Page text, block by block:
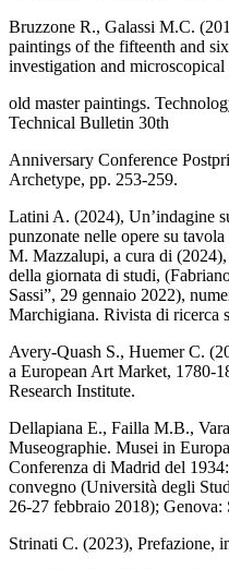
Bruzzone R., Galassi M.C.
paintings of the fifteenth and
investigation and
old master paintings.
Technical Bulletin 30th
Anniversary Conference
Archetype, pp. 253-259.
Latini A. (2024), Un’indagine
punzonate nelle opere su
M. Mazzalupi, a cura di
della giornata di studi,
Sassi”, 29 gennaio 2022),
Marchigiana. Rivista di ricerca
Avery-Quash S., Huemer C.
a European Art Market, 1780-
Research Institute.
Dellapiana E., Failla M.B.,
Museographie. Musei in
Conferenza di Madrid del
convegno (Università degli
26-27 febbraio 2018); Genova:
Strinati C. (2023), Prefazione,